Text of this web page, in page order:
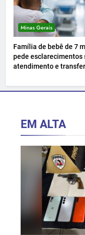
Minas Gerais
Família de bebê de 7
pede esclarecimentos
atendimento e
EM ALTA